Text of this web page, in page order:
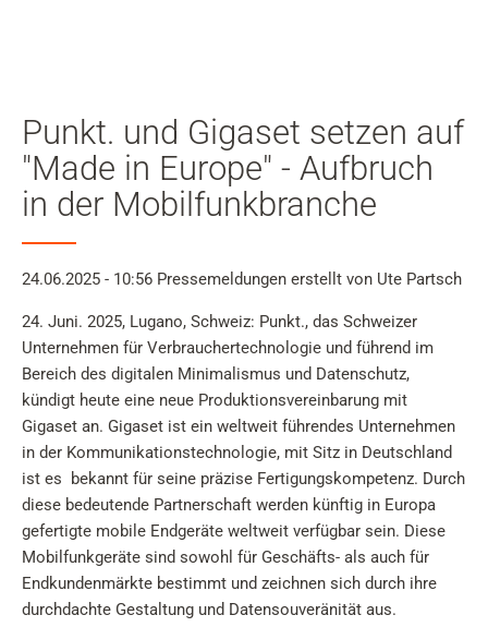
Zur Suche springen
Zur Sprachauswahl springen
Skip to Cookie Configuration
Warenkorb
Customer Account
Shift+Alt+A
Punkt. und Gigaset setzen auf
"Made in Europe" - Aufbruch
in der Mobilfunkbranche
24.06.2025 - 10:56 Pressemeldungen erstellt von Ute Partsch
24. Juni. 2025, Lugano, Schweiz: Punkt., das Schweizer
Unternehmen für Verbrauchertechnologie und führend im
Bereich des digitalen Minimalismus und Datenschutz,
kündigt heute eine neue Produktionsvereinbarung mit
Gigaset an. Gigaset ist ein weltweit führendes Unternehmen
in der Kommunikationstechnologie, mit Sitz in Deutschland
ist es bekannt für seine präzise Fertigungskompetenz. Durch
diese bedeutende Partnerschaft werden künftig in Europa
gefertigte mobile Endgeräte weltweit verfügbar sein. Diese
Mobilfunkgeräte sind sowohl für Geschäfts- als auch für
Endkundenmärkte bestimmt und zeichnen sich durch ihre
durchdachte Gestaltung und Datensouveränität aus.